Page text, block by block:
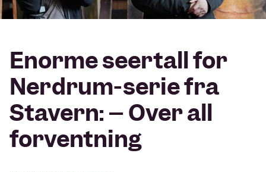
Enorme seertall for
Nerdrum-serie fra
Stavern: – Over all
forventning